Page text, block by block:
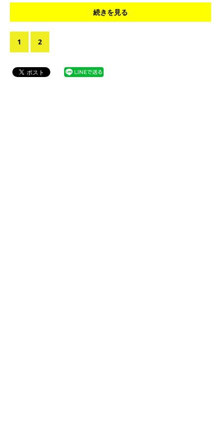
続きを見る
1 2